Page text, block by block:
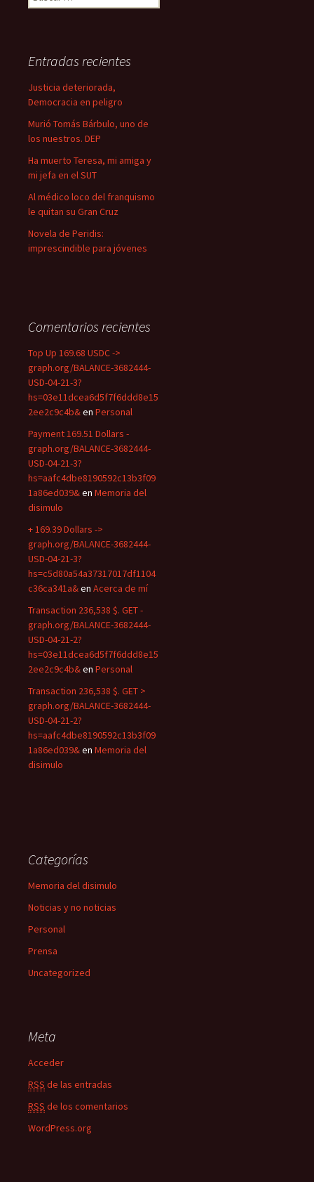
u
rEntradas recientes
Justicia deteriorada,
Democracia en peligro
Murió Tomás Bárbulo, uno de
los nuestros. DEP
Ha muerto Teresa, mi amiga y
mi jefa en el SUT
Al médico loco del franquismo
le quitan su Gran Cruz
Novela de Peridis:
imprescindible para jóvenes
Comentarios recientes
Top Up 169.68 USDC ->
graph.org/BALANCE-3682444-
USD-04-21-3?
hs=03e11dcea6d5f7f6ddd8e15
2ee2c9c4b&en Personal
Payment 169.51 Dollars -
graph.org/BALANCE-3682444-
USD-04-21-3?
hs=aafc4dbe8190592c13b3f09
1a86ed039&en Memoria del
disimulo
+ 169.39 Dollars ->
graph.org/BALANCE-3682444-
USD-04-21-3?
hs=c5d80a54a37317017df1104
c36ca341a&en Acerca de mí
Transaction 236,538 $. GET -
graph.org/BALANCE-3682444-
USD-04-21-2?
hs=03e11dcea6d5f7f6ddd8e15
2ee2c9c4b&en Personal
Transaction 236,538 $. GET >
graph.org/BALANCE-3682444-
USD-04-21-2?
hs=aafc4dbe8190592c13b3f09
1a86ed039&en Memoria del
disimulo
Categorías
Memoria del disimulo
Noticias y no noticias
Personal
Prensa
Uncategorized
Meta
Acceder
RSS de las entradas
RSS de los comentarios
WordPress.org